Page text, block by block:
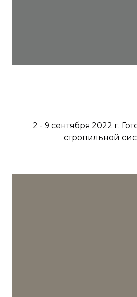
2 - 9 сентября 2022 г.
стропильной